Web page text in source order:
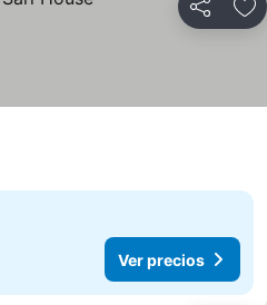
Compartir
Ver precios